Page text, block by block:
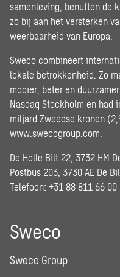
samenleving, benutten de
zo bij aan het versterken
weerbaarheid van Europa.
Sweco combineert
lokale betrokkenheid. Zo
mooier, beter en
Nasdaq Stockholm en had
miljard Zweedse kronen
www.swecogroup.com
De Holle Bilt 22, 3732 HM
Postbus 203, 3730 AE De
Telefoon: +31 88 811 66 00
Sweco
Sweco Group